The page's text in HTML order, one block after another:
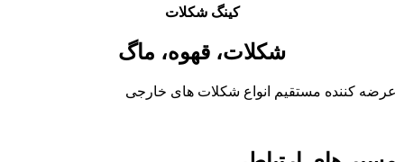
کینگ شکلات
شکلات، قهوه، ماگ
عرضه کننده مستقیم انواع شکلات های خارجی